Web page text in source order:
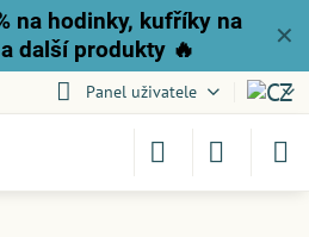
✕
na hodinky, kufříky na
další produkty 🔥
Panel uživatele